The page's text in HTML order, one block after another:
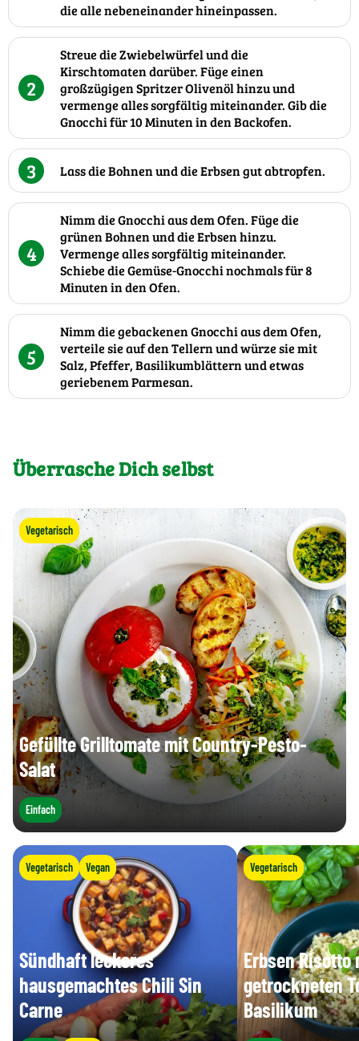
die alle nebeneinander hineinpassen.
2
Streue die Zwiebelwürfel und die
Kirschtomaten darüber. Füge einen
großzügigen Spritzer Olivenöl hinzu und
vermenge alles sorgfältig miteinander. Gib die
Gnocchi für 10 Minuten in den Backofen.
3 Lass die Bohnen und die Erbsen gut abtropfen.
4
Nimm die Gnocchi aus dem Ofen. Füge die
grünen Bohnen und die Erbsen hinzu.
Vermenge alles sorgfältig miteinander.
Schiebe die Gemüse-Gnocchi nochmals für 8
Minuten in den Ofen.
5
Nimm die gebackenen Gnocchi aus dem Ofen,
verteile sie auf den Tellern und würze sie mit
Salz, Pfeffer, Basilikumblättern und etwas
geriebenem Parmesan.
Überrasche Dich selbst
Vegetarisch
Gefüllte Grilltomate mit Country-Pesto-
Salat
Einfach
Vegetarisch Vegan
Sündhaft leckeres
hausgemachtes Chili Sin
Carne
Vegetarisch
Erbsen Risotto
getrockneten
Basilikum